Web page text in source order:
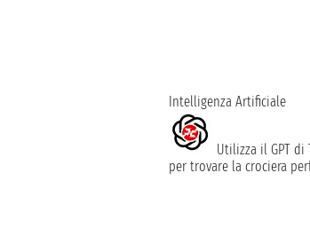
Intelligenza Artificiale
Utilizza il GPT di
per trovare la crociera